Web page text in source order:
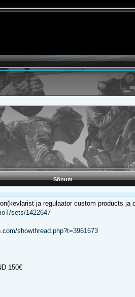
Sõnum
ja regulaator custom products
sets/1422647
showthread.php?t=3961673
150€